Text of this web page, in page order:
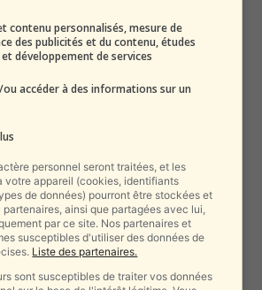
contenu personnalisés, mesure de
des publicités et du contenu, études
et développement de services
accéder à des informations sur un
personnel seront traitées, et les
votre appareil (cookies, identifiants
de données) pourront être stockées et
ainsi que partagées avec lui,
par ce site. Nos partenaires et
susceptibles d'utiliser des données de
Liste des partenaires.
sont susceptibles de traiter vos données